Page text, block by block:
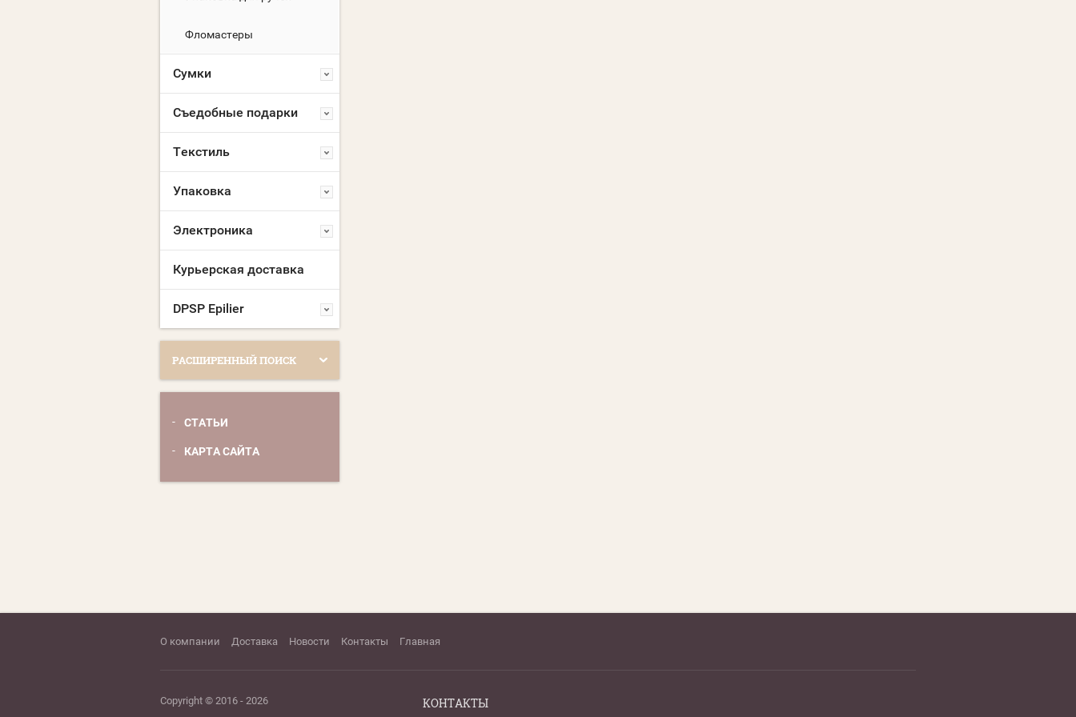
Фломастеры
Сумки
Съедобные подарки
Текстиль
Упаковка
Электроника
Курьерская доставка
DPSP Epilier
РАСШИРЕННЫЙ ПОИСК
СТАТЬИ
КАРТА САЙТА
О компании Доставка Новости Контакты Главная
Copyright © 2016 - 2026 КОНТАКТЫ